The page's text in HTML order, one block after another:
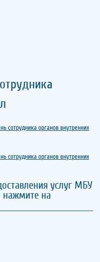
услуг МБУ
нажмите на